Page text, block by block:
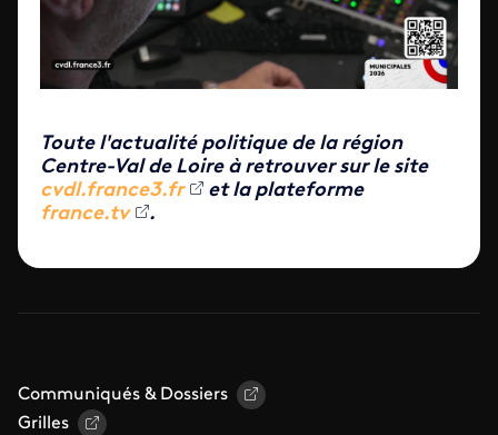
Toute l'actualité politique de la région
Centre-Val de Loire à retrouver sur le site
cvdl.france3.fr
et la plateforme
france.tv
.
Communiqués & Dossiers
Grilles